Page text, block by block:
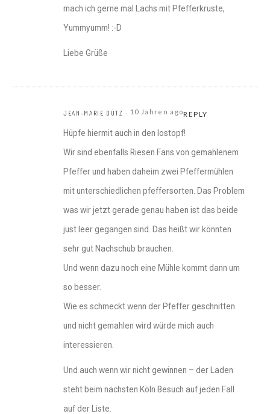
mach ich gerne mal Lachs mit Pfefferkruste,
Yummyumm! :-D
Liebe Grüße
JEAN-MARIE DÜTZ 10 Jahren agoREPLY
Hüpfe hiermit auch in den lostopf!
Wir sind ebenfalls Riesen Fans von gemahlenem
Pfeffer und haben daheim zwei Pfeffermühlen
mit unterschiedlichen pfeffersorten. Das Problem
was wir jetzt gerade genau haben ist das beide
just leer gegangen sind. Das heißt wir könnten
sehr gut Nachschub brauchen.
Und wenn dazu noch eine Mühle kommt dann um
so besser.
Wie es schmeckt wenn der Pfeffer geschnitten
und nicht gemahlen wird würde mich auch
interessieren.
Und auch wenn wir nicht gewinnen – der Laden
steht beim nächsten Köln Besuch auf jeden Fall
auf der Liste.